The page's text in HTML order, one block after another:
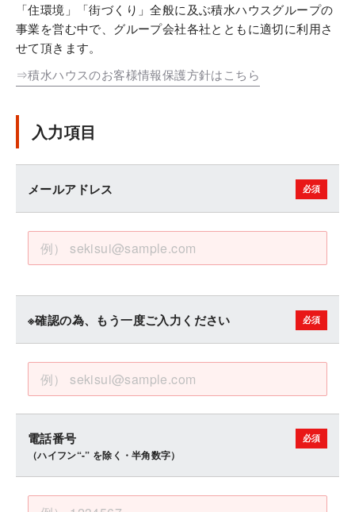
「住環境」「街づくり」全般に及ぶ積水ハウスグループの
事業を営む中で、グループ会社各社とともに適切に利用さ
せて頂きます。
⇒積水ハウスのお客様情報保護方針はこちら
入力項目
メールアドレス
※確認の為、もう一度ご入力ください
電話番号
（ハイフン“-” を除く・半角数字）